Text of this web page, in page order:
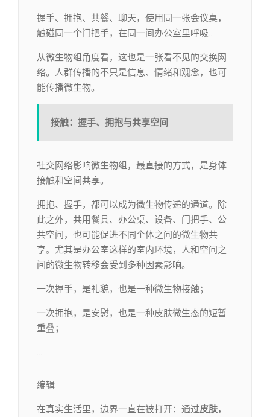
握手、拥抱、共餐、聊天，使用同一张会议桌，
触碰同一个门把手，在同一间办公室里呼吸…
从微生物组角度看，这也是一张看不见的交换网
络。人群传播的不只是信息、情绪和观念，也可
能传播微生物。
接触：握手、拥抱与共享空间
社交网络影响微生物组，最直接的方式，是身体
接触和空间共享。
拥抱、握手，都可以成为微生物传递的通道。除
此之外，共用餐具、办公桌、设备、门把手、公
共空间，也可能促进不同个体之间的微生物共
享。尤其是办公室这样的室内环境，人和空间之
间的微生物转移会受到多种因素影响。
一次握手，是礼貌，也是一种微生物接触；
一次拥抱，是安慰，也是一种皮肤微生态的短暂
重叠；
…
编辑​
在真实生活里，边界一直在被打开：通过皮肤，